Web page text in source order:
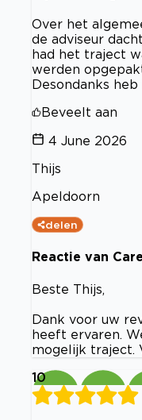
Over het
de adviseur
had het traject
werden
Desondanks
Beveelt aan
4 June 2026
Thijs
Apeldoorn
delen
Reactie van
Beste Thijs,
Dank voor uw
heeft ervaren.
mogelijk traject.
10